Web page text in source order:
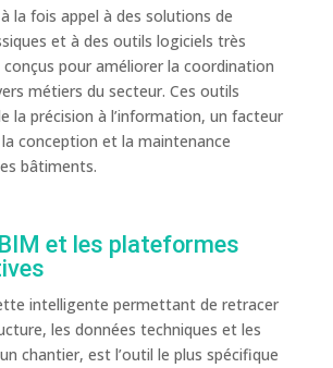
la fois appel à des solutions de
et à des outils logiciels très
conçus pour améliorer la coordination
métiers du secteur. Ces outils
la précision à l’information, un facteur
conception et la maintenance
bâtiments.
et les plateformes
intelligente permettant de retracer
les données techniques et les
chantier, est l’outil le plus spécifique